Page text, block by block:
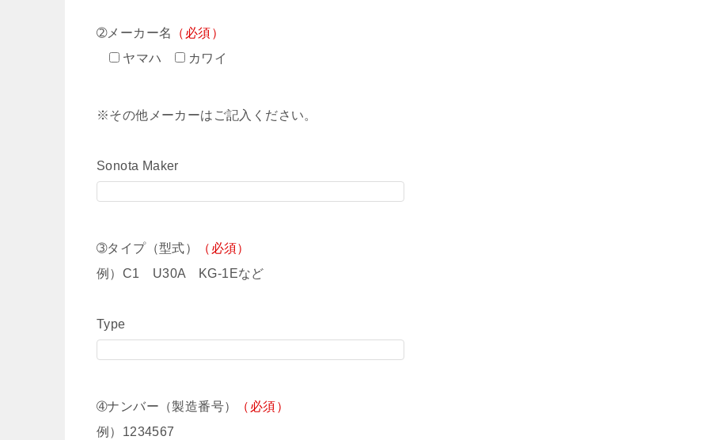
➁メーカー名
（必須）
ヤマハ
カワイ
※その他メーカーはご記入ください。
Sonota Maker
➂タイプ（型式）
（必須）
例）C1 U30A KG-1Eなど
Type
➃ナンバー（製造番号）
（必須）
例）1234567